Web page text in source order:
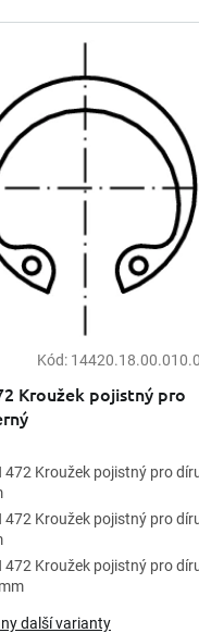
Kód:
Kroužek pojistný pro
472 Kroužek pojistný pro
472 Kroužek pojistný pro
472 Kroužek pojistný pro
další varianty